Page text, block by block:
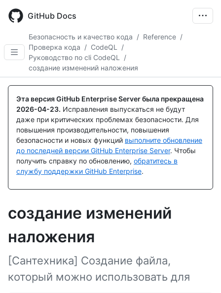
main
GitHub Docs
Безопасность и качество кода / Reference /
Проверка кода / CodeQL
/
Руководство по cli CodeQL
/
создание изменений наложения
Эта версия GitHub Enterprise Server была прекращена
2026-04-23. Исправления выпускаться не будут
даже при критических проблемах безопасности. Для
повышения производительности, повышения
безопасности и новых функций выполните обновление
до последней версии GitHub Enterprise Server. Чтобы
получить справку по обновлению, обратитесь в
службу поддержки GitHub Enterprise.
создание изменений
наложения
[Сантехника] Создание файла,
который можно использовать для